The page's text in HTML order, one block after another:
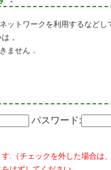
ットワークを利用するなど
，
ません．
パスワード:
.（チェックを外した場合は